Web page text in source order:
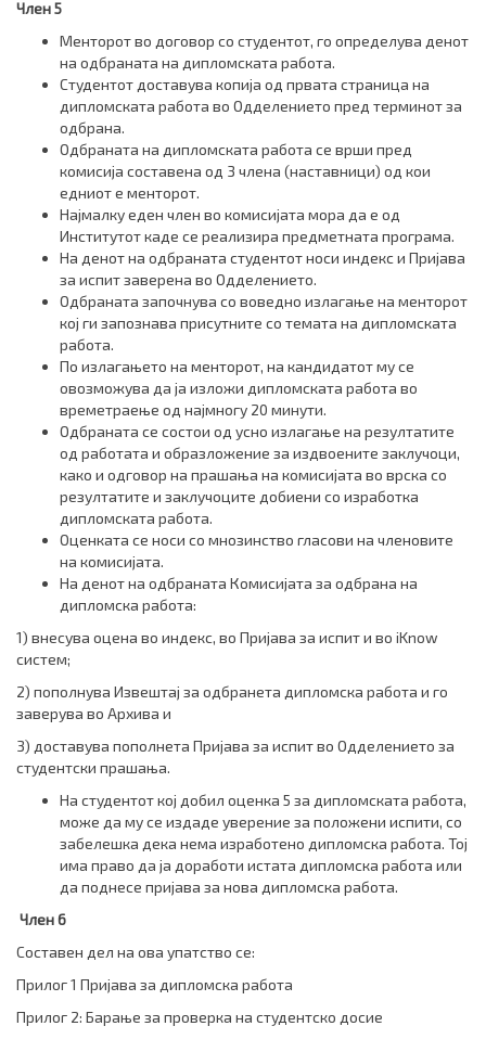
Член 5
Менторот во договор со студентот, го определува денот
на одбраната на дипломската работа.
Студентот доставува копија од првата страница на
дипломската работа во Одделението пред терминот за
одбрана.
Одбраната на дипломската работа се врши пред
комисија составена од 3 члена (наставници) од кои
едниот е менторот.
Најмалку еден член во комисијата мора да е од
Институтот каде се реализира предметната програма.
На денот на одбраната студентот носи индекс и Пријава
за испит заверена во Одделението.
Одбраната започнува со воведно излагање на менторот
кој ги запознава присутните со темата на дипломската
работа.
По излагањето на менторот, на кандидатот му се
овозможува да ја изложи дипломската работа во
времетраење од најмногу 20 минути.
Одбраната се состои од усно излагање на резултатите
од работата и образложение за издвоените заклучоци,
како и одговор на прашања на комисијата во врска со
резултатите и заклучоците добиени со изработка
дипломската работа.
Оценката се носи со мнозинство гласови на членовите
на комисијата.
На денот на одбраната Комисијата за одбрана на
дипломска работа:
1) внесува оцена во индекс, во Пријава за испит и во iKnow
систем;
2) пополнува Извештај за одбранета дипломска работа и го
заверува во Архива и
3) доставува пополнета Пријава за испит во Одделението за
студентски прашања.
На студентот кој добил оценка 5 за дипломската работа,
може да му се издаде уверение за положени испити, со
забелешка дека нема изработено дипломска работа. Тој
има право да ја доработи истата дипломска работа или
да поднесе пријава за нова дипломска работа.
Член 6
Составен дел на ова упатство се:
Прилог 1 Пријава за дипломска работа
Прилог 2: Барање за проверка на студентско досие